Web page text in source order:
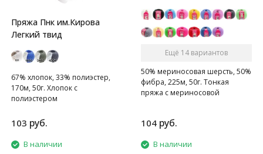
Пряжа Пнк им.Кирова
Легкий твид
67% хлопок, 33% полиэстер,
170м, 50г. Хлопок с
полиэстером
103 руб.
В наличии
Ещё 14 вариантов
50% мериносовая шерсть, 50%
фибра, 225м, 50г. Тонкая
пряжа с мериносовой
104 руб.
В наличии